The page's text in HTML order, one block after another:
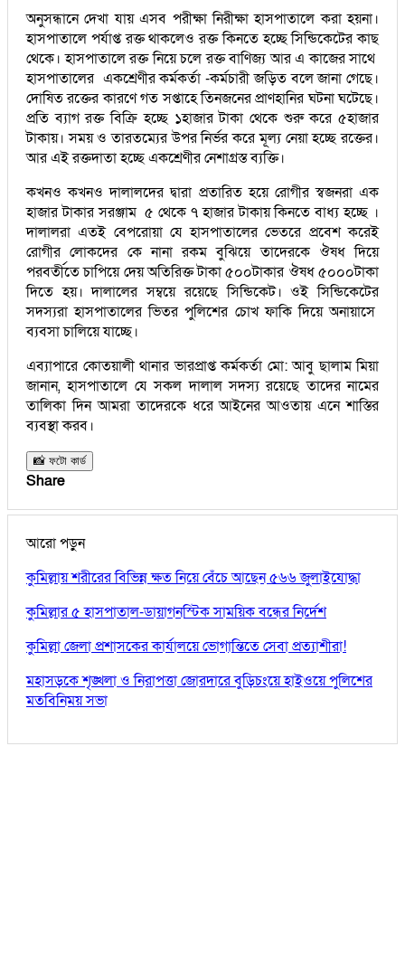
অনুসন্ধানে দেখা যায় এসব পরীক্ষা নিরীক্ষা হাসপাতালে করা হয়না।
হাসপাতালে পর্যাপ্ত রক্ত থাকলেও রক্ত কিনতে হচ্ছে সিন্ডিকেটের কাছ
থেকে। হাসপাতালে রক্ত নিয়ে চলে রক্ত বাণিজ্য আর এ কাজের সাথে
হাসপাতালের একশ্রেণীর কর্মকর্তা -কর্মচারী জড়িত বলে জানা গেছে।
দোষিত রক্তের কারণে গত সপ্তাহে তিনজনের প্রাণহানির ঘটনা ঘটেছে।
প্রতি ব্যাগ রক্ত বিক্রি হচ্ছে ১হাজার টাকা থেকে শুরু করে ৫হাজার
টাকায়। সময় ও তারতম্যের উপর নির্ভর করে মূল্য নেয়া হচ্ছে রক্তের।
আর এই রক্তদাতা হচ্ছে একশ্রেণীর নেশাগ্রস্ত ব্যক্তি।
কখনও কখনও দালালদের দ্বারা প্রতারিত হয়ে রোগীর স্বজনরা এক
হাজার টাকার সরঞ্জাম ৫ থেকে ৭ হাজার টাকায় কিনতে বাধ্য হচ্ছে ।
দালালরা এতই বেপরোয়া যে হাসপাতালের ভেতরে প্রবেশ করেই
রোগীর লোকদের কে নানা রকম বুঝিয়ে তাদেরকে ঔষধ দিয়ে
পরবর্তীতে চাপিয়ে দেয় অতিরিক্ত টাকা ৫০০টাকার ঔষধ ৫০০০টাকা
দিতে হয়। দালালের সম্বয়ে রয়েছে সিন্ডিকেট। ওই সিন্ডিকেটের
সদস্যরা হাসপাতালের ভিতর পুলিশের চোখ ফাকি দিয়ে অনায়াসে
ব্যবসা চালিয়ে যাচ্ছে।
এব্যাপারে কোতয়ালী থানার ভারপ্রাপ্ত কর্মকর্তা মো: আবু ছালাম মিয়া
জানান, হাসপাতালে যে সকল দালাল সদস্য রয়েছে তাদের নামের
তালিকা দিন আমরা তাদেরকে ধরে আইনের আওতায় এনে শাস্তির
ব্যবস্থা করব।
📸 ফটো কার্ড
Share
আরো পড়ুন
কুমিল্লায় শরীরের বিভিন্ন ক্ষত নিয়ে বেঁচে আছেন ৫৬৬ জুলাইযোদ্ধা
কুমিল্লার ৫ হাসপাতাল-ডায়াগনস্টিক সাময়িক বন্ধের নির্দেশ
কুমিল্লা জেলা প্রশাসকের কার্যালয়ে ভোগান্তিতে সেবা প্রত্যাশীরা!
মহাসড়কে শৃঙ্খলা ও নিরাপত্তা জোরদারে বুড়িচংয়ে হাইওয়ে পুলিশের
মতবিনিময় সভা